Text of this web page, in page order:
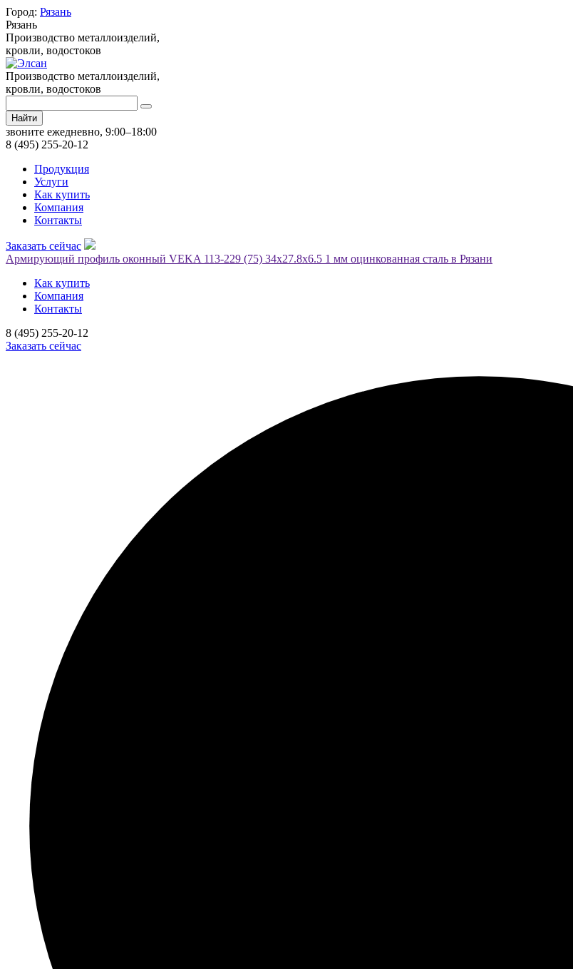
Город: Рязань
Рязань
Производство металлоизделий,
кровли, водостоков
Производство металлоизделий,
кровли, водостоков
Найти
звоните ежедневно, 9:00–18:00
8 (495) 255-20-12
Продукция
Услуги
Как купить
Компания
Контакты
Заказать сейчас
Армирующий профиль оконный VEKA 113-229 (75) 34х27.8х6.5 1 мм оцинкованная сталь в Рязани
Как купить
Компания
Контакты
8 (495) 255-20-12
Заказать сейчас